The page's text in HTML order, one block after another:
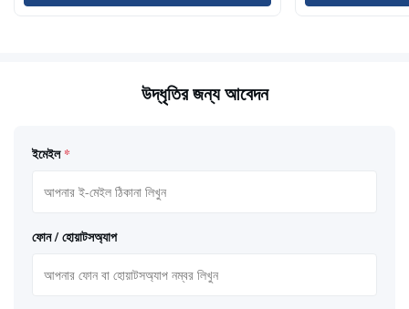
উদ্ধৃতির জন্য আবেদন
ইমেইল *
ফোন / হোয়াটসঅ্যাপ